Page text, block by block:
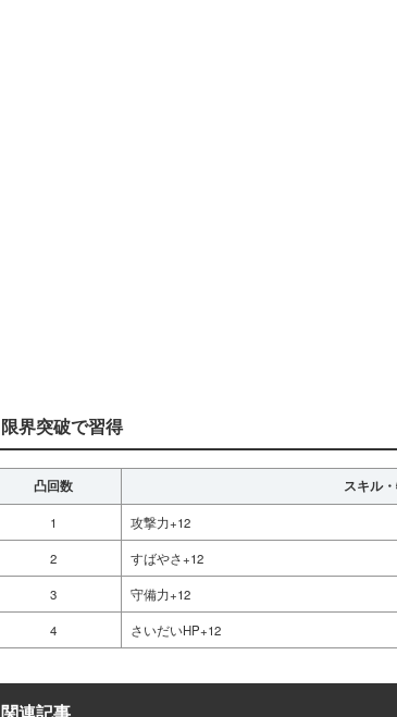
限界突破で習得
凸回数 スキル
1 攻撃力+12
2 すばやさ+12
3 守備力+12
4 さいだいHP+12